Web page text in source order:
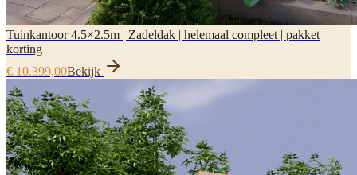
Tuinkantoor 4.5×2.5m | Zadeldak | helemaal compleet | pakket
korting
€ 10.399,00Bekijk